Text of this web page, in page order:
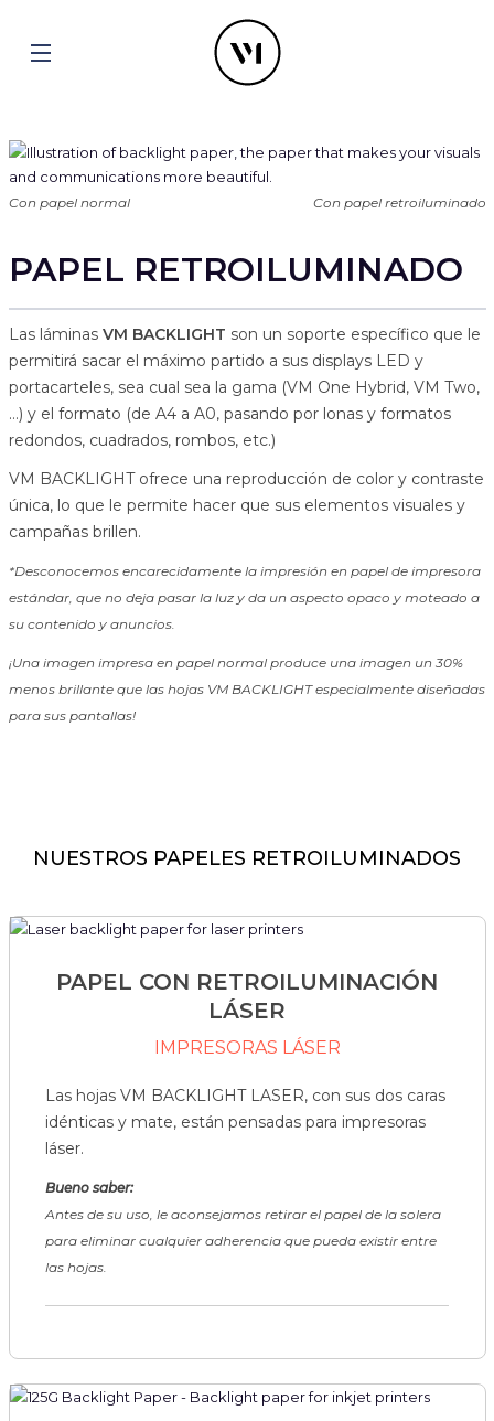
Con papel normal Con papel retroiluminado
PAPEL RETROILUMINADO
Las láminas VM BACKLIGHT son un soporte específico que le
permitirá sacar el máximo partido a sus displays LED y
portacarteles, sea cual sea la gama (VM One Hybrid, VM Two,
…) y el formato (de A4 a A0, pasando por lonas y formatos
redondos, cuadrados, rombos, etc.)
VM BACKLIGHT ofrece una reproducción de color y contraste
única, lo que le permite hacer que sus elementos visuales y
campañas brillen.
*Desconocemos encarecidamente la impresión en papel de impresora
estándar, que no deja pasar la luz y da un aspecto opaco y moteado a
su contenido y anuncios.
¡Una imagen impresa en papel normal produce una imagen un 30%
menos brillante que las hojas VM BACKLIGHT especialmente diseñadas
para sus pantallas!
NUESTROS PAPELES RETROILUMINADOS
PAPEL CON RETROILUMINACIÓN
LÁSER
IMPRESORAS LÁSER
Las hojas VM BACKLIGHT LASER, con sus dos caras
idénticas y mate, están pensadas para impresoras
láser.
Bueno saber:
Antes de su uso, le aconsejamos retirar el papel de la solera
para eliminar cualquier adherencia que pueda existir entre
las hojas.